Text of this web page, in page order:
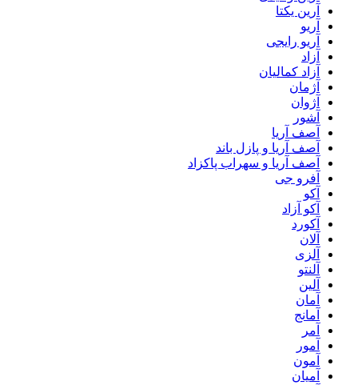
آرین یکتا
آریو
آریو رایجی
آزاد
آزاد کمالیان
آژمان
آژوان
آشور
آصف آریا
آصف آریا و پازل باند
آصف آریا و سهراب پاکزاد
آفرو جی
آکو
آکو آزاد
آکورد
آلان
آلزی
آلنتو
آلین
آمان
آمانج
آمر
آمور
آمون
آمیان